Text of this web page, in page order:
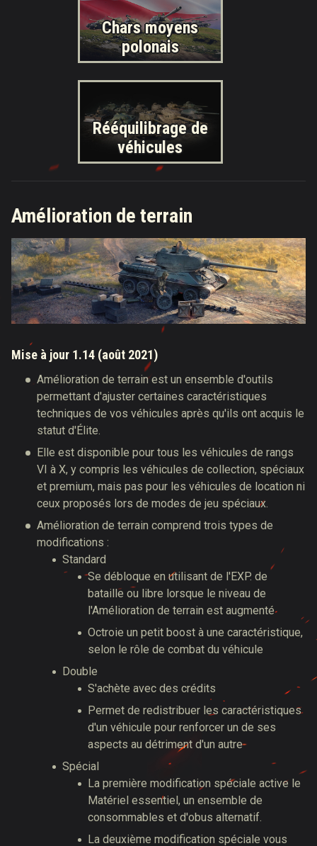
Chars moyens
polonais
Rééquilibrage de
véhicules
Amélioration de terrain
Mise à jour 1.14 (août 2021)
Amélioration de terrain est un ensemble d'outils
permettant d'ajuster certaines caractéristiques
techniques de vos véhicules après qu'ils ont acquis le
statut d'Élite.
Elle est disponible pour tous les véhicules de rangs
VI à X, y compris les véhicules de collection, spéciaux
et premium, mais pas pour les véhicules de location ni
ceux proposés lors de modes de jeu spéciaux.
Amélioration de terrain comprend trois types de
modifications :
Standard
Se débloque en utilisant de l'EXP. de
bataille ou libre lorsque le niveau de
l'Amélioration de terrain est augmenté
Octroie un petit boost à une caractéristique,
selon le rôle de combat du véhicule
Double
S'achète avec des crédits
Permet de redistribuer les caractéristiques
d'un véhicule pour renforcer un de ses
aspects au détriment d'un autre
Spécial
La première modification spéciale active le
Matériel essentiel, un ensemble de
consommables et d'obus alternatif.
La deuxième modification spéciale vous